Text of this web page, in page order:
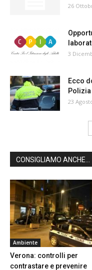
26
3
Ecco
23
CONSIGLIAMO ANCHE...
Ambiente
Verona: controlli per
contrastare e prevenire